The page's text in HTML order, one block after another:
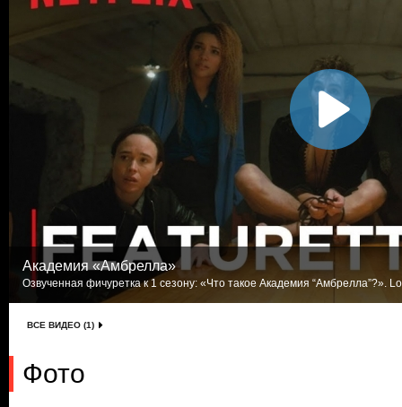
Академия «Амбрелла»
Озвученная фичуретка к 1 сезону: «Что такое Академия “Амбрелла”?».
ВСЕ ВИДЕО (1)
Фото